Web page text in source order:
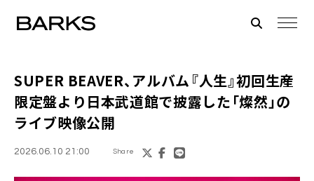
SUPER BEAVER、アルバム『人生』初回生産
限定盤より日本武道館で披露した「燦然」の
ライブ映像公開
2026.06.10 21:00 Share